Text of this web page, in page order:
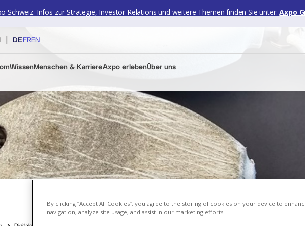
Schweiz. Infos zur Strategie, Investor Relations und weitere Themen finden Sie unter: Axpo
| DE FREN
WissenMenschen & KarriereAxpo erlebenÜber uns
By clicking “Accept All Cookies”, you agree to the storing of cookies on your device to
navigation, analyze site usage, and assist in our marketing efforts.